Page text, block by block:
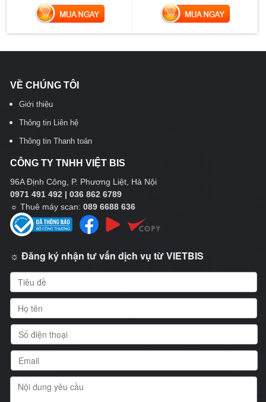
MUA NGAY MUA NGAY
VỀ CHÚNG TÔI
Giới thiệu
Thông tin Liên hệ
Thông tin Thanh toán
CÔNG TY TNHH VIỆT BIS
96A Định Công, P. Phương Liệt, Hà Nội
0971 491 492 | 036 862 6789
☼ Thuê máy scan: 089 6688 636
☼ Đăng ký nhận tư vấn dịch vụ từ VIETBIS